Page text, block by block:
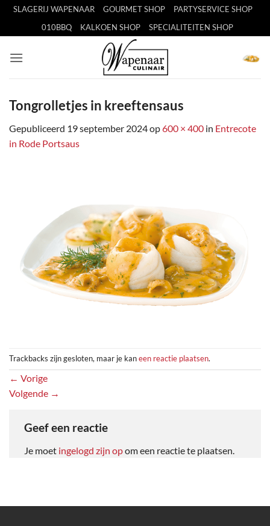
inhoud
SLAGERIJ WAPENAAR GOURMET SHOP
PARTYSERVICE SHOP
010BBQ
KALKOEN SHOP SPECIALITEITEN SHOP
Tongrolletjes in kreeftensaus
Gepubliceerd 19 september 2024op600 × 400 in Entrecote
in Rode Portsaus
Trackbacks zijn gesloten, maar je kaneen reactie plaatsen.
← Vorige
Volgende →
Geef een reactie
Je moet ingelogd zijn opom een reactie te plaatsen.